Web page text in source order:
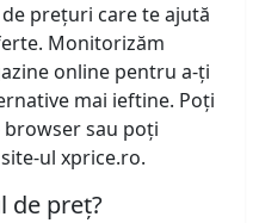
prețuri care te ajută
Monitorizăm
online pentru a-ți
mai ieftine. Poți
browser sau poți
ul xprice.ro.
de preț?